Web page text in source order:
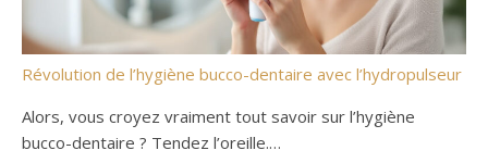
Révolution de l’hygiène bucco-dentaire avec l’hydropulseur
Alors, vous croyez vraiment tout savoir sur l’hygiène
bucco-dentaire ? Tendez l’oreille.…